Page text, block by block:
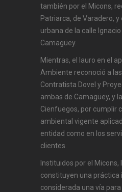
también por el Micons,
Patriarca, de Varadero,
urbana de la calle
Camagüey.
Mientras, el lauro en el
Ambiente reconoció a
Contratista Dovel y
ambas de Camagüey, y
Cienfuegos, por cumplir
ambiental vigente
entidad como en los
clientes.
Instituidos por el
constituyen una práctica
considerada una vía